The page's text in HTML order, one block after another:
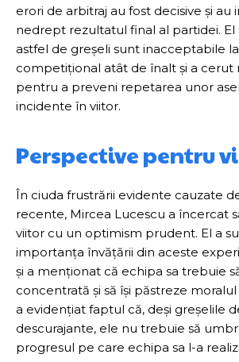
erori de arbitraj au fost decisive și
nedrept rezultatul final al partidei. El
astfel de greșeli sunt inacceptabile
competițional atât de înalt și a cerut
pentru a preveni repetarea unor
incidente în viitor.
Perspective pentru
În ciuda frustrării evidente cauzate
recente, Mircea Lucescu a încercat
viitor cu un optimism prudent. El a
importanța învățării din aceste
și a menționat că echipa sa trebuie
concentrată și să își păstreze
a evidențiat faptul că, deși greșelile
descurajante, ele nu trebuie să
progresul pe care echipa sa l-a